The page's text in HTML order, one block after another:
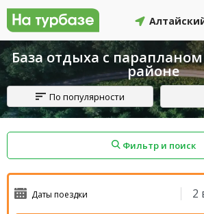
База отдыха с
районе
По популярности
Фильтр и поиск
Смоленский район